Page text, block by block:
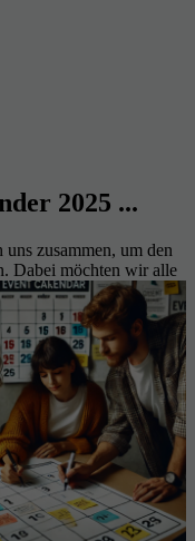
2025 ...
zusammen, um den
Dabei möchten wir alle